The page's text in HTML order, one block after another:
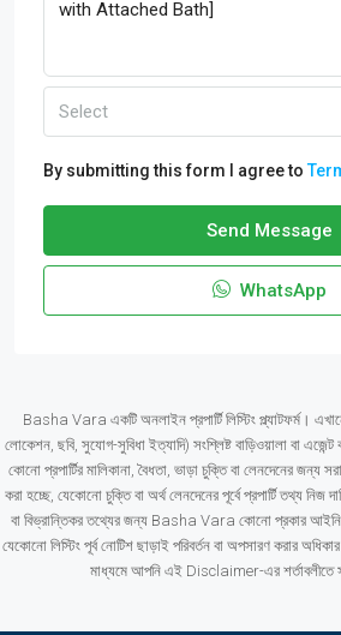
Select
By submitting this form I agree to
Send Message
WhatsApp
Basha Vara একটি অনলাইন প্রপার্টি লিস্টিং প্ল্যাটফর্ম।
লোকেশন, ছবি, সুযোগ-সুবিধা ইত্যাদি) সংশ্লিষ্ট বাড়িওয়ালা বা
কোনো প্রপার্টির মালিকানা, বৈধতা, ভাড়া চুক্তি বা লেনদেনের জন্য
করা হচ্ছে, যেকোনো চুক্তি বা অর্থ লেনদেনের পূর্বে প্রপার্টি তথ্য
বা বিভ্রান্তিকর তথ্যের জন্য Basha Vara কোনো প্রকার
যেকোনো লিস্টিং পূর্ব নোটিশ ছাড়াই পরিবর্তন বা অপসারণ করার
মাধ্যমে আপনি এই Disclaimer-এর শর্তাবলীতে